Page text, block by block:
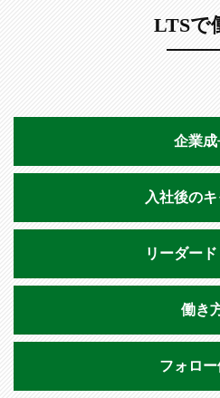
LTSで
企業成
入社後の
リーダー
働き
フォロー